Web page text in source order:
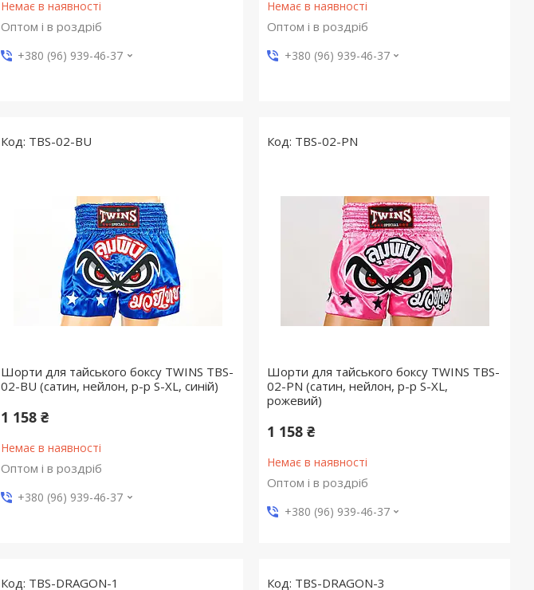
Немає в наявності
Оптом і в роздріб
+380 (96) 939-46-37
Немає в наявності
Оптом і в роздріб
+380 (96) 939-46-37
TBS-02-BU
Шорти для тайського боксу TWINS TBS-
02-BU (сатин, нейлон, р-р S-XL, синій)
1 158 ₴
Немає в наявності
Оптом і в роздріб
+380 (96) 939-46-37
TBS-02-PN
Шорти для тайського боксу TWINS TBS-
02-PN (сатин, нейлон, р-р S-XL,
рожевий)
1 158 ₴
Немає в наявності
Оптом і в роздріб
+380 (96) 939-46-37
TBS-DRAGON-1 TBS-DRAGON-3